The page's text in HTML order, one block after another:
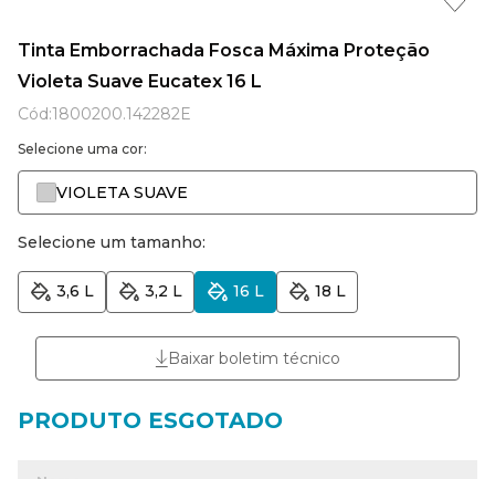
Tinta Emborrachada Fosca Máxima Proteção
Violeta Suave Eucatex 16 L
Cód:1800200.142282E
Selecione uma cor:
VIOLETA SUAVE
Selecione um tamanho:
3,6 L 3,2 L 16 L 18 L
Baixar boletim técnico
tinta